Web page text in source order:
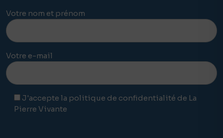
Votre nom et prénom
Votre e-mail
J'accepte la politique de confidentialité de La
Pierre Vivante